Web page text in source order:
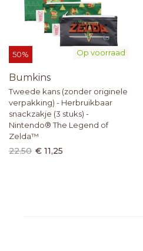
Op voorraad
50%
Bumkins
Tweede kans (zonder originele
verpakking) - Herbruikbaar
snackzakje (3 stuks) -
Nintendo® The Legend of
Zelda™
22.50 € 11,25